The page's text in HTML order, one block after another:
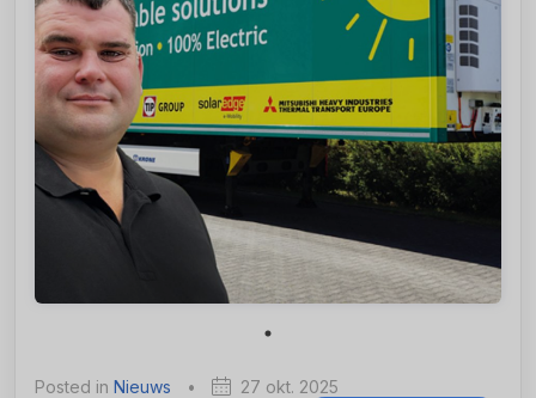
Posted in Nieuws • 27 okt. 2025